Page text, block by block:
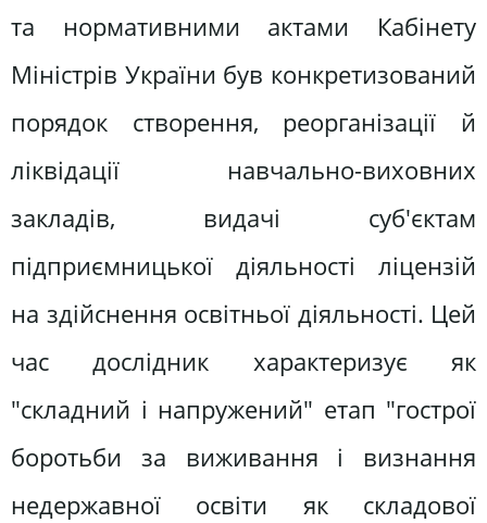
та нормативними актами Кабінету
Міністрів України був конкретизований
порядок створення, реорганізації й
ліквідації навчально-виховних
закладів, видачі суб'єктам
підприємницької діяльності ліцензій
на здійснення освітньої діяльності. Цей
час дослідник характеризує як
"складний і напружений" етап "гострої
боротьби за виживання і визнання
недержавної освіти як складової